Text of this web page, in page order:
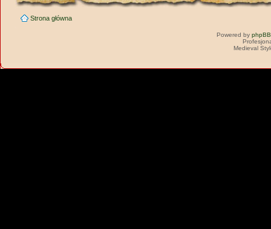
Strona główna
Powered by phpBB
Medieval